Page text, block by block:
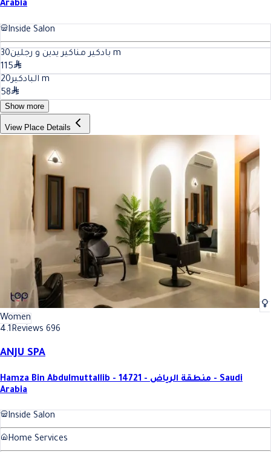
Arabia
Inside Salon
بادكير مناكير يدين و رجلين30
m
115
البادكير20
m
58
Show more
View Place Details
Women
4.1Reviews 696
ANJU SPA
Hamza Bin Abdulmuttallib - 14721 - منطقة الرياض - Saudi
Arabia
Inside Salon
Home Services